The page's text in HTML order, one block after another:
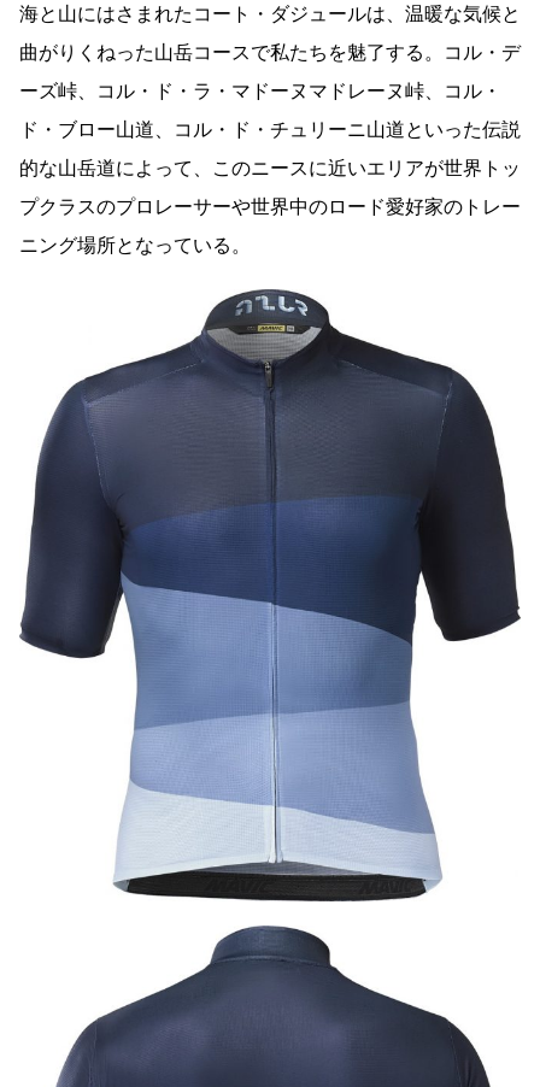
海と山にはさまれたコート・ダジュールは、温暖な気候と
曲がりくねった山岳コースで私たちを魅了する。コル・デ
ーズ峠、コル・ド・ラ・マドーヌマドレーヌ峠、コル・
ド・ブロー山道、コル・ド・チュリーニ山道といった伝説
的な山岳道によって、このニースに近いエリアが世界トッ
プクラスのプロレーサーや世界中のロード愛好家のトレー
ニング場所となっている。